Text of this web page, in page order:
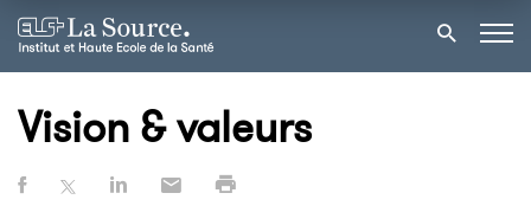
Vision & valeurs